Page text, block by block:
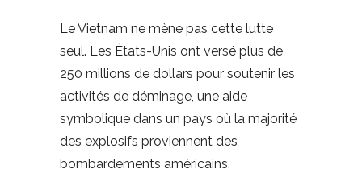
Le Vietnam ne mène pas cette lutte
seul. Les États-Unis ont versé plus de
250 millions de dollars pour soutenir les
activités de déminage, une aide
symbolique dans un pays où la majorité
des explosifs proviennent des
bombardements américains.